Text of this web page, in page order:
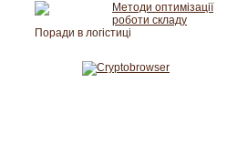
Методи оптимізації
роботи складу
Поради в логістиці